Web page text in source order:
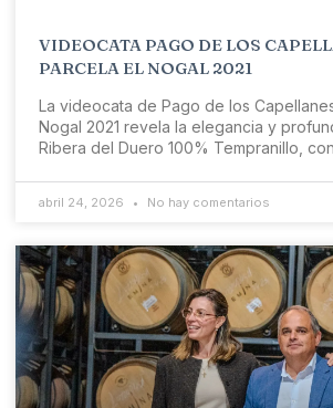
VIDEOCATA PAGO DE LOS
PARCELA EL NOGAL 2021
La videocata de Pago de los
Nogal 2021 revela la elegancia y
Ribera del Duero 100% Tempranillo,
abril 24, 2026 No hay comentarios